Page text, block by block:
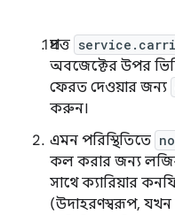
প্রদত্ত
অবজেক্টের উপর
ফেরত দেওয়ার জন্য
করুন।
এমন পরিস্থিতিতে
কল করার জন্য
সাথে ক্যারিয়ার
(উদাহরণস্বরূপ, যখন